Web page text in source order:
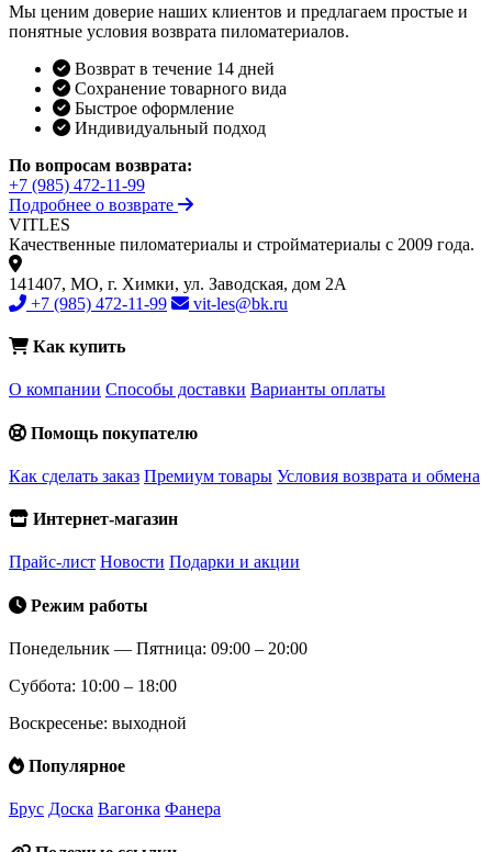
Мы ценим доверие наших клиентов и предлагаем простые и
понятные условия возврата пиломатериалов.
Возврат в течение 14 дней
Сохранение товарного вида
Быстрое оформление
Индивидуальный подход
По вопросам возврата:
+7 (985) 472-11-99
Подробнее о возврате
VITLES
Качественные пиломатериалы и стройматериалы с 2009 года.
141407, МО, г. Химки, ул. Заводская, дом 2А
+7 (985) 472-11-99
vit-les@bk.ru
Как купить
О компании Способы доставки Варианты оплаты
Помощь покупателю
Как сделать заказ Премиум товары Условия возврата и обмена
Интернет-магазин
Прайс-лист Новости Подарки и акции
Режим работы
Понедельник — Пятница: 09:00 – 20:00
Суббота: 10:00 – 18:00
Воскресенье: выходной
Популярное
Брус Доска Вагонка Фанера